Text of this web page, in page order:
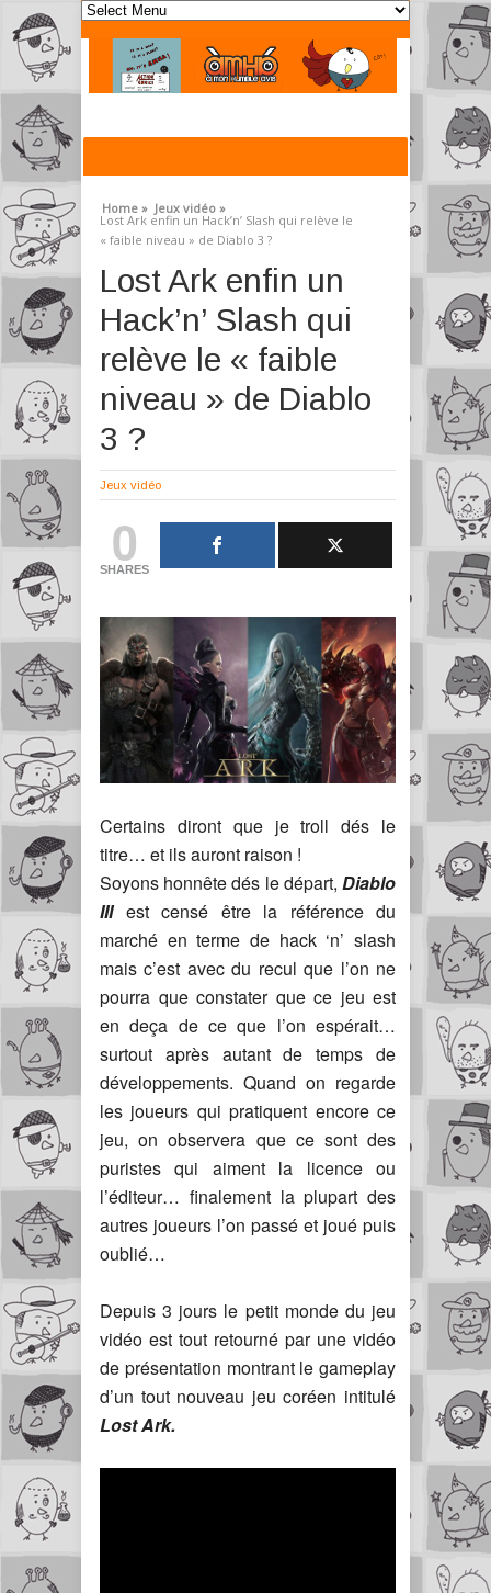
Home » Jeux vidéo »
Lost Ark enfin un Hack’n’ Slash qui relève le
« faible niveau » de Diablo 3 ?
Lost Ark enfin un
Hack’n’ Slash qui
relève le « faible
niveau » de Diablo
3 ?
Jeux vidéo
0
SHARES
Certains diront que je troll dés le
titre… et ils auront raison !
Soyons honnête dés le départ, Diablo
IIIest censé être la référence du
marché en terme de hack ‘n’ slash
mais c’est avec du recul que l’on ne
pourra que constater que ce jeu est
en deça de ce que l’on espérait…
surtout après autant de temps de
développements. Quand on regarde
les joueurs qui pratiquent encore ce
jeu, on observera que ce sont des
puristes qui aiment la licence ou
l’éditeur… finalement la plupart des
autres joueurs l’on passé et joué puis
oublié…
Depuis 3 jours le petit monde du jeu
vidéo est tout retourné par une vidéo
de présentation montrant le gameplay
d’un tout nouveau jeu coréen intitulé
Lost Ark.